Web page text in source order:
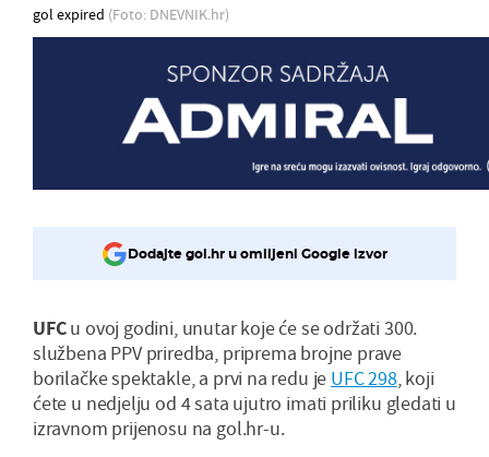
gol expired (Foto: DNEVNIK.hr)
Dodajte gol.hr u omiljeni Google izvor
UFCu ovoj godini, unutar koje će se održati 300.
službena PPV priredba, priprema brojne prave
borilačke spektakle, a prvi na redu je UFC 298, koji
ćete u nedjelju od 4 sata ujutro imati priliku gledati u
izravnom prijenosu na gol.hr-u.